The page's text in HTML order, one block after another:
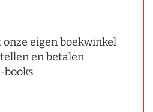
onze eigen boekwinkel
en betalen
books